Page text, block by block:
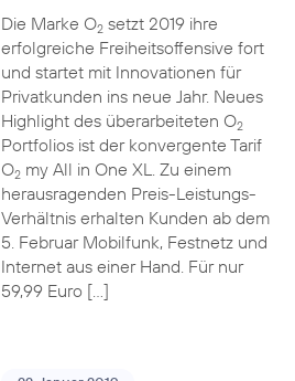
Die Marke O2setzt 2019 ihre
erfolgreiche Freiheitsoffensive fort
und startet mit Innovationen für
Privatkunden ins neue Jahr. Neues
Highlight des überarbeiteten O2
Portfolios ist der konvergente Tarif
O2my All in One XL. Zu einem
herausragenden Preis-Leistungs-
Verhältnis erhalten Kunden ab dem
5. Februar Mobilfunk, Festnetz und
Internet aus einer Hand. Für nur
59,99 Euro […]